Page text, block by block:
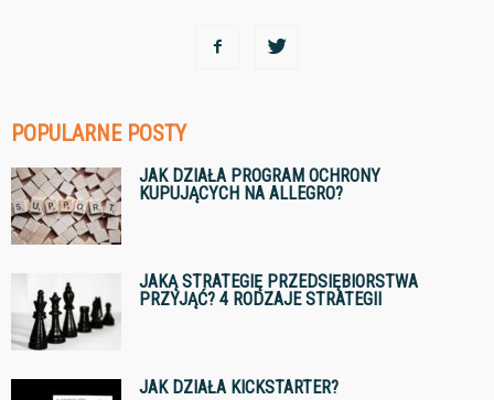
POPULARNE POSTY
JAK DZIAŁA PROGRAM OCHRONY
KUPUJĄCYCH NA ALLEGRO?
JAKĄ STRATEGIĘ PRZEDSIĘBIORSTWA
PRZYJĄĆ? 4 RODZAJE STRATEGII
JAK DZIAŁA KICKSTARTER?